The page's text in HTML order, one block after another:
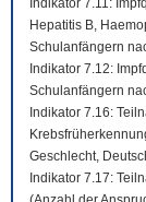
Indikator 7.11:
Hepatitis B,
Schulanfängern
Indikator 7.12:
Schulanfängern
Indikator 7.16:
Geschlecht,
Indikator 7.17: